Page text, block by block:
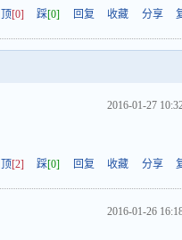
顶[0] 踩[0] 回复 收藏 分享
2016-01-27
顶[2] 踩[0] 回复 收藏 分享
2016-01-26